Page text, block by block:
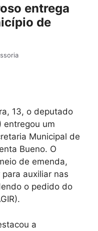
entrega
de
13, o deputado
entregou um
Municipal de
Bueno. O
de emenda,
auxiliar nas
o pedido do
a